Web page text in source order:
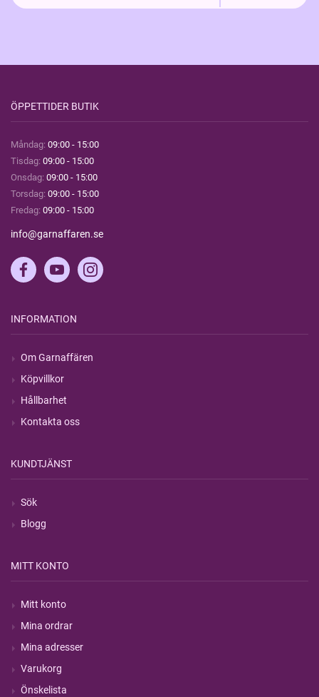
ÖPPETTIDER BUTIK
Måndag: 09:00 - 15:00
Tisdag: 09:00 - 15:00
Onsdag: 09:00 - 15:00
Torsdag: 09:00 - 15:00
Fredag: 09:00 - 15:00
info@garnaffaren.se
INFORMATION
Om Garnaffären
Köpvillkor
Hållbarhet
Kontakta oss
KUNDTJÄNST
Sök
Blogg
MITT KONTO
Mitt konto
Mina ordrar
Mina adresser
Varukorg
Önskelista